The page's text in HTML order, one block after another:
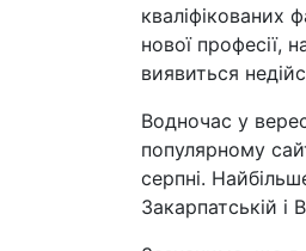
кваліфікованих
нової професії,
виявиться
Водночас у
популярному
серпні.
Закарпатській і